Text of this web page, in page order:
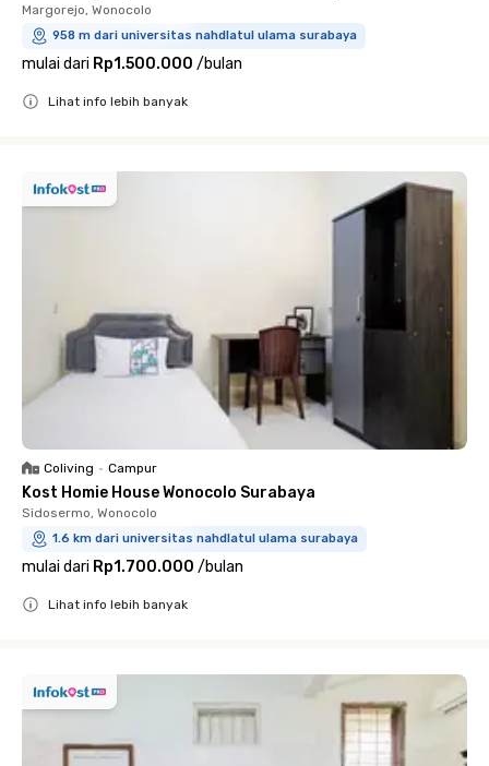
Margorejo, Wonocolo
958 m dari universitas nahdlatul ulama surabaya
mulai dari Rp1.500.000 /bulan
Lihat info lebih banyak
Coliving • Campur
Kost Homie House Wonocolo Surabaya
Sidosermo, Wonocolo
1.6 km dari universitas nahdlatul ulama surabaya
mulai dari Rp1.700.000 /bulan
Lihat info lebih banyak